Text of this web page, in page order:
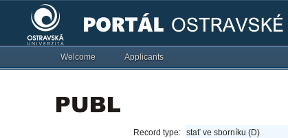
Welcome Applicants
Record type: stať ve sborníku (D)